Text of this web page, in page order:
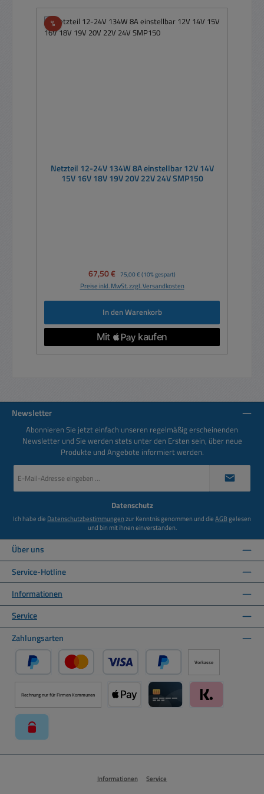
%Rabatt
Netzteil 12-24V 134W 8A einstellbar 12V 14V
15V 16V 18V 19V 20V 22V 24V SMP150
Verkaufspreis:
67,50 € Regulärer Preis:
75,00 € (10% gespart)
Preise inkl. MwSt. zzgl. Versandkosten
In den Warenkorb
Newsletter
Abonnieren Sie jetzt einfach unseren regelmäßig erscheinenden
Newsletter und Sie werden stets unter den Ersten sein, über neue
Produkte und Angebote informiert werden.
Mail-
Datenschutz
Ich habe die Datenschutzbestimmungenzur Kenntnis genommen und dieAGBgelesen
und bin mit ihnen einverstanden.
Über uns
Service-Hotline
Informationen
Service
Zahlungsarten
PayPal Kredit- oder Debitkarte über PayPal
Später Bezahlen über PayPal
Vorkasse
Rechnung nur für Firmen Kommunen
Informationen Service